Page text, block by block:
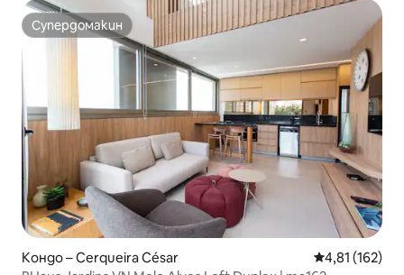
Супердомакин
Супердомакин
Кондо – Cerqueira César Средна
4,81 (162)